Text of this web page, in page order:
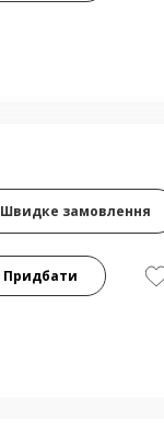
Швидке замовлення
Придбати